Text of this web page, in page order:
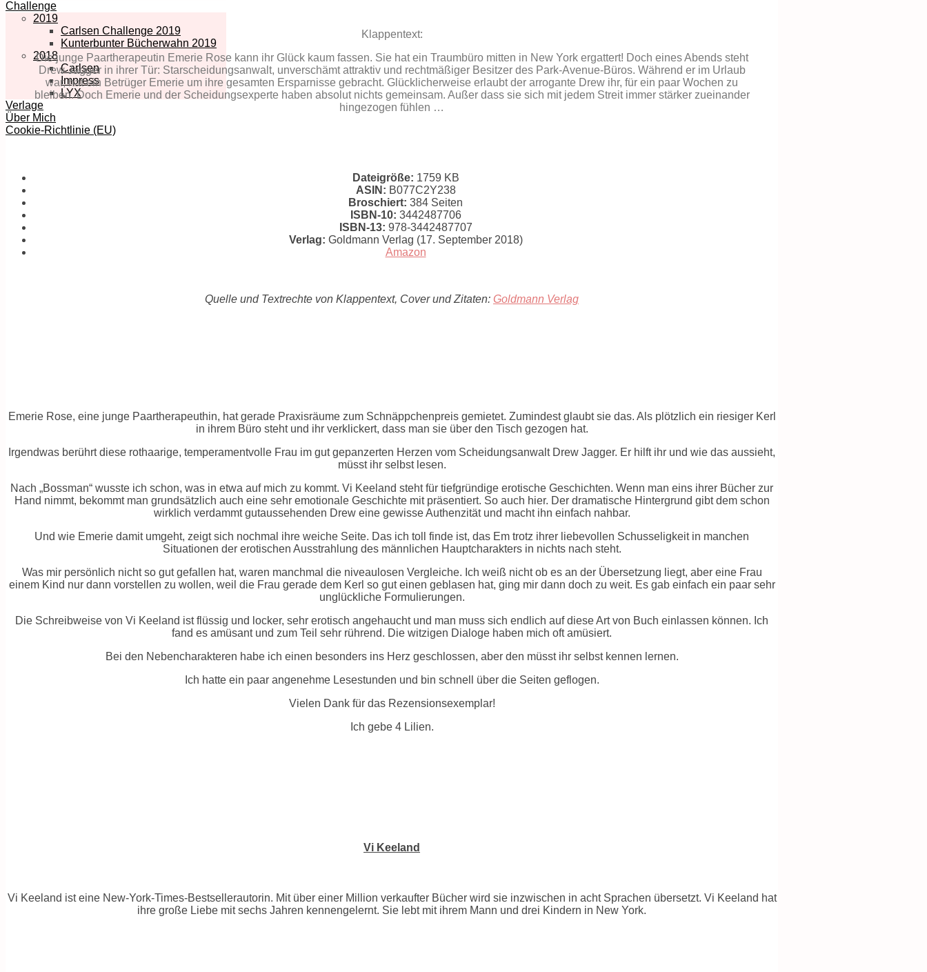
Challenge
2019
Carlsen Challenge 2019
Kunterbunter Bücherwahn 2019
2018
Carlsen
Impress
LYX
Verlage
Über Mich
Cookie-Richtlinie (EU)
Klappentext:
Die junge Paartherapeutin Emerie Rose kann ihr Glück kaum fassen. Sie hat ein Traumbüro mitten in New York ergattert! Doch eines Abends steht
Drew Jagger in ihrer Tür: Starscheidungsanwalt, unverschämt attraktiv und rechtmäßiger Besitzer des Park-Avenue-Büros. Während er im Urlaub
war, hat ein Betrüger Emerie um ihre gesamten Ersparnisse gebracht. Glücklicherweise erlaubt der arrogante Drew ihr, für ein paar Wochen zu
bleiben. Doch Emerie und der Scheidungsexperte haben absolut nichts gemeinsam. Außer dass sie sich mit jedem Streit immer stärker zueinander
hingezogen fühlen …
Dateigröße: 1759 KB
ASIN: B077C2Y238
Broschiert: 384 Seiten
ISBN-10: 3442487706
ISBN-13: 978-3442487707
Verlag: Goldmann Verlag (17. September 2018)
Amazon
Quelle und Textrechte von Klappentext, Cover und Zitaten: Goldmann Verlag
Emerie Rose, eine junge Paartherapeuthin, hat gerade Praxisräume zum Schnäppchenpreis gemietet. Zumindest glaubt sie das. Als plötzlich ein riesiger Kerl
in ihrem Büro steht und ihr verklickert, dass man sie über den Tisch gezogen hat.
Irgendwas berührt diese rothaarige, temperamentvolle Frau im gut gepanzerten Herzen vom Scheidungsanwalt Drew Jagger. Er hilft ihr und wie das aussieht,
müsst ihr selbst lesen.
Nach „Bossman“ wusste ich schon, was in etwa auf mich zu kommt. Vi Keeland steht für tiefgründige erotische Geschichten. Wenn man eins ihrer Bücher zur
Hand nimmt, bekommt man grundsätzlich auch eine sehr emotionale Geschichte mit präsentiert. So auch hier. Der dramatische Hintergrund gibt dem schon
wirklich verdammt gutaussehenden Drew eine gewisse Authenzität und macht ihn einfach nahbar.
Und wie Emerie damit umgeht, zeigt sich nochmal ihre weiche Seite. Das ich toll finde ist, das Em trotz ihrer liebevollen Schusseligkeit in manchen
Situationen der erotischen Ausstrahlung des männlichen Hauptcharakters in nichts nach steht.
Was mir persönlich nicht so gut gefallen hat, waren manchmal die niveaulosen Vergleiche. Ich weiß nicht ob es an der Übersetzung liegt, aber eine Frau
einem Kind nur dann vorstellen zu wollen, weil die Frau gerade dem Kerl so gut einen geblasen hat, ging mir dann doch zu weit. Es gab einfach ein paar sehr
unglückliche Formulierungen.
Die Schreibweise von Vi Keeland ist flüssig und locker, sehr erotisch angehaucht und man muss sich endlich auf diese Art von Buch einlassen können. Ich
fand es amüsant und zum Teil sehr rührend. Die witzigen Dialoge haben mich oft amüsiert.
Bei den Nebencharakteren habe ich einen besonders ins Herz geschlossen, aber den müsst ihr selbst kennen lernen.
Ich hatte ein paar angenehme Lesestunden und bin schnell über die Seiten geflogen.
Vielen Dank für das Rezensionsexemplar!
Ich gebe 4 Lilien.
Vi Keeland
Vi Keeland ist eine New-York-Times-Bestsellerautorin. Mit über einer Million verkaufter Bücher wird sie inzwischen in acht Sprachen übersetzt. Vi Keeland hat
ihre große Liebe mit sechs Jahren kennengelernt. Sie lebt mit ihrem Mann und drei Kindern in New York.